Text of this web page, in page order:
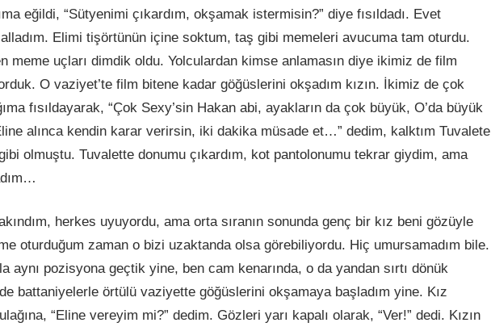
eğildi, “Sütyenimi çıkardım, okşamak istermisin?” diye fısıldadı. Evet
Elimi tişörtünün içine soktum, taş gibi memeleri avucuma tam oturdu.
meme uçları dimdik oldu. Yolculardan kimse anlamasın diye ikimiz de film
O vaziyet’te film bitene kadar göğüslerini okşadım kızın. İkimiz de çok
fısıldayarak, “Çok Sexy’sin Hakan abi, ayakların da çok büyük, O’da büyük
alınca kendin karar verirsin, iki dakika müsade et…” dedim, kalktım Tuvalete
olmuştu. Tuvalette donumu çıkardım, kot pantolonumu tekrar giydim, ama
herkes uyuyordu, ama orta sıranın sonunda genç bir kız beni gözüyle
oturduğum zaman o bizi uzaktanda olsa görebiliyordu. Hiç umursamadım bile.
aynı pozisyona geçtik yine, ben cam kenarında, o da yandan sırtı dönük
battaniyelerle örtülü vaziyette göğüslerini okşamaya başladım yine. Kız
“Eline vereyim mi?” dedim. Gözleri yarı kapalı olarak, “Ver!” dedi. Kızın